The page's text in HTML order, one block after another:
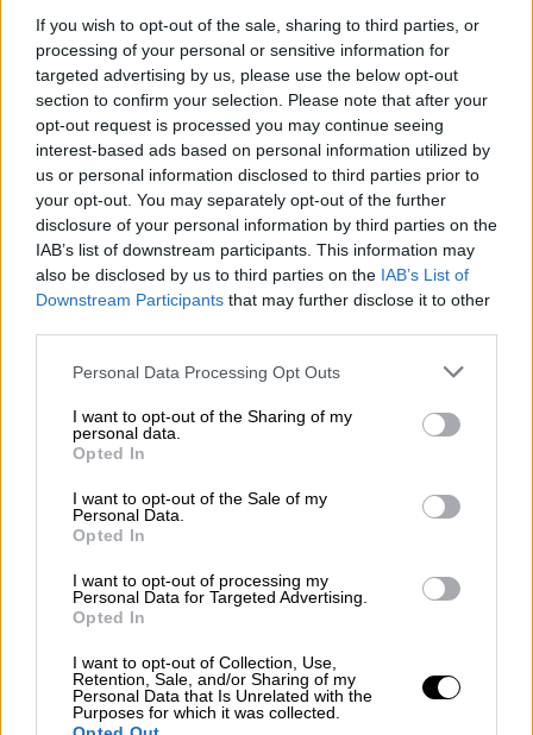
If you wish to opt-out of the sale, sharing to third parties, or
processing of your personal or sensitive information for
targeted advertising by us, please use the below opt-out
section to confirm your selection. Please note that after your
opt-out request is processed you may continue seeing
interest-based ads based on personal information utilized by
us or personal information disclosed to third parties prior to
your opt-out. You may separately opt-out of the further
disclosure of your personal information by third parties on the
IAB’s list of downstream participants. This information may
also be disclosed by us to third parties on the IAB’s List of
Downstream Participants that may further disclose it to other
Personal Data Processing Opt Outs
I want to opt-out of the Sharing of my
personal data.
Opted In
I want to opt-out of the Sale of my
Personal Data.
Opted In
I want to opt-out of processing my
Personal Data for Targeted Advertising.
Opted In
I want to opt-out of Collection, Use,
Retention, Sale, and/or Sharing of my
Personal Data that Is Unrelated with the
Purposes for which it was collected.
Votantes y votados
Por Juan Manuel Beltrán
El Conflicto de Oriente Medio:
Un Nuevo Orden Autoritario
en Construcción
Por
Álvaro Frutos Rosado y Gabinete
Geopolítica de Crisis
Reconquista leonesa
Por Carlos Miranda
Clara Campoamor: Mi sueño,
mi pesadilla
NOTICIAS MAS VISTAS